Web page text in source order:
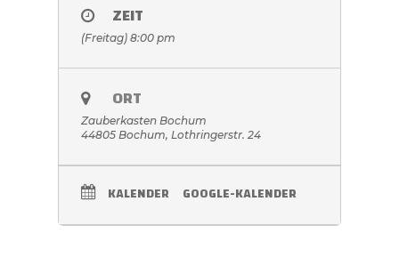
ZEIT
(Freitag) 8:00 pm
ORT
Zauberkasten Bochum
44805 Bochum, Lothringerstr. 24
KALENDER GOOGLE-KALENDER